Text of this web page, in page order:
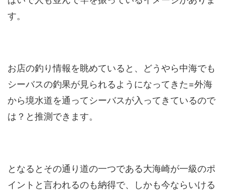
す。
お店の釣り情報を眺めていると、どうやら中海でも
シーバスの釣果が見られるようになってきた=外海
から境水道を通ってシーバスが入ってきているので
は？と推測できます。
となるとその通り道の一つである大海崎が一級のポ
イントと言われるのも納得で、しかも今ならいける